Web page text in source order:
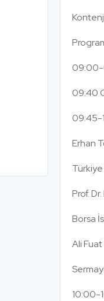
09:00-
09:40
09:45-
Erhan
Türkiye
Prof.
Borsa
Ali
10:00-